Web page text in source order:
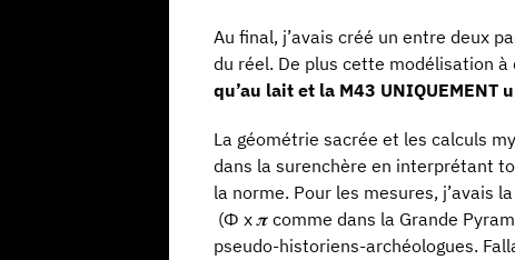
Au final, j’avais créé un entre deux
du réel. De plus cette modélisation
qu’au lait et la M43 UNIQUEMENT
La géométrie sacrée et les calculs
dans la surenchère en interprétant
la norme. Pour les mesures, j’avais
(Ф x 𝝅 comme dans la Grande
pseudo-historiens-archéologues.